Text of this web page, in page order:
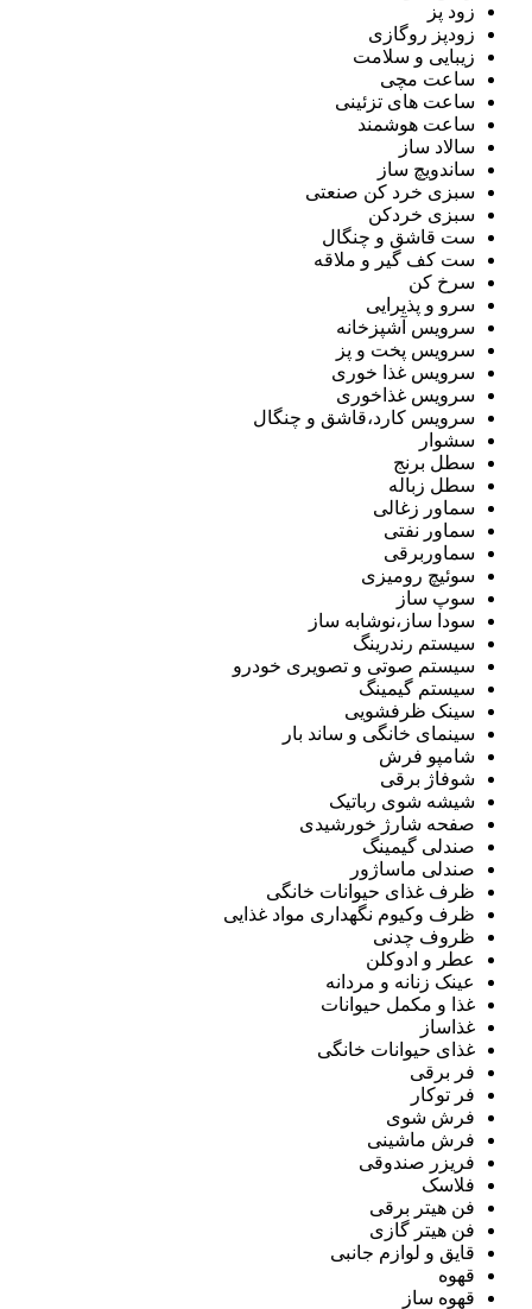
زود پز
زودپز روگازی
زیبایی و سلامت
ساعت مچی
ساعت های تزئینی
ساعت هوشمند
سالاد ساز
ساندویچ ساز
سبزی خرد کن صنعتی
سبزی خردکن
ست قاشق و چنگال
ست کف گیر و ملاقه
سرخ کن
سرو و پذیرایی
سرویس آشپزخانه
سرویس پخت و پز
سرویس غذا خوری
سرویس غذاخوری
سرویس کارد،قاشق و چنگال
سشوار
سطل برنج
سطل زباله
سماور زغالی
سماور نفتی
سماوربرقی
سوئیچ رومیزی
سوپ ساز
سودا ساز،نوشابه ساز
سیستم رندرینگ
سیستم صوتی و تصویری خودرو
سیستم گیمینگ
سینک ظرفشویی
سینمای خانگی و ساند بار
شامپو فرش
شوفاژ برقی
شیشه شوی رباتیک
صفحه شارژ خورشیدی
صندلی گیمینگ
صندلی ماساژور
ظرف غذای حیوانات خانگی
ظرف وکیوم نگهداری مواد غذایی
ظروف چدنی
عطر و ادوکلن
عینک زنانه و مردانه
غذا و مکمل حیوانات
غذاساز
غذای حیوانات خانگی
فر برقی
فر توکار
فرش شوی
فرش ماشینی
فریزر صندوقی
فلاسک
فن هیتر برقی
فن هیتر گازی
قایق و لوازم جانبی
قهوه
قهوه ساز